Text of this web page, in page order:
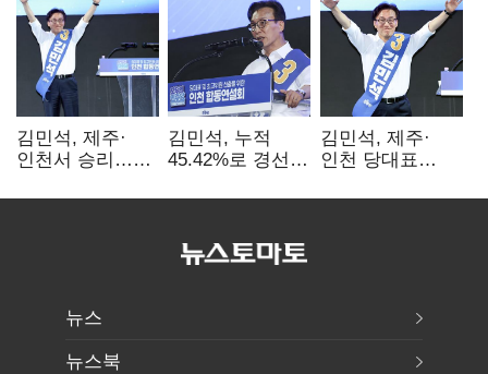
김민석, 제주·
인천서 승리…
탈환'(종합)
김민석, 누적
45.42%로 경선
격차
김민석, 제주·
인천 당대표
뉴스
뉴스북